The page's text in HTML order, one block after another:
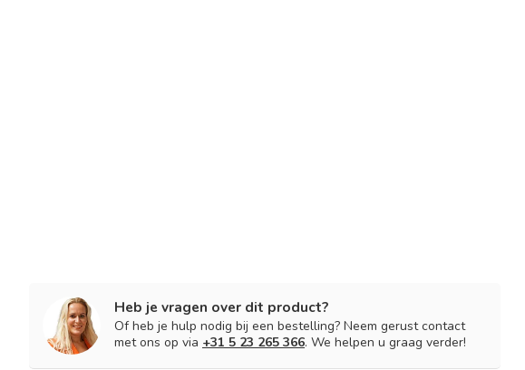
Heb je vragen over dit product?
Of heb je hulp nodig bij een bestelling? Neem gerust contact
met ons op via +31 5 23 265 366. We helpen u graag verder!